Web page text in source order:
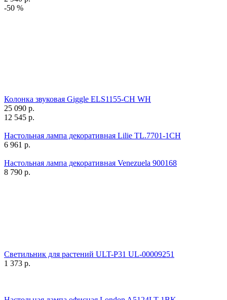
-50 %
Колонка звуковая Giggle ELS1155-CH WH
25 090 р.
12 545 р.
Настольная лампа декоративная Lilie TL.7701-1CH
6 961 р.
Настольная лампа декоративная Venezuela 900168
8 790 р.
Светильник для растений ULT-P31 UL-00009251
1 373 р.